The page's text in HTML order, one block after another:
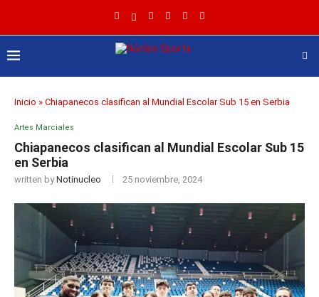
Inicio » Chiapanecos clasifican al Mundial Escolar Sub 15 en Serbia
Artes Marciales
Chiapanecos clasifican al Mundial Escolar Sub 15
en Serbia
written byNotinucleo 25 noviembre, 2024